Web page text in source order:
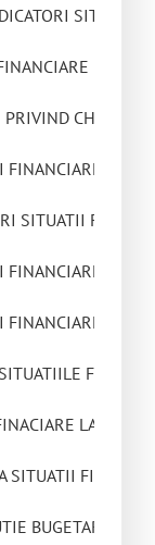
SITUATII
LA
PRIVIND
FINANCIARE LA
SITUATII
FINANCIARE LA
FINANCIARE LA
LA DATA
SITUATII
BUGETARA LA